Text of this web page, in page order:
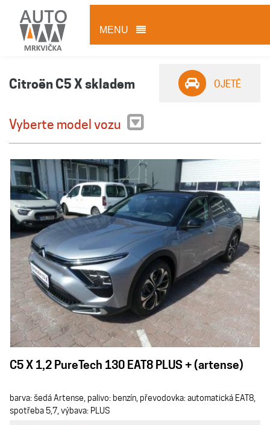
MENU
Citroën C5 X skladem OJETÉ
Vyberte model vozu
C5 X 1,2 PureTech 130 EAT8 PLUS + (artense)
barva: šedá Artense, palivo: benzín, převodovka: automatická EAT8,
spotřeba 5,7, výbava: PLUS